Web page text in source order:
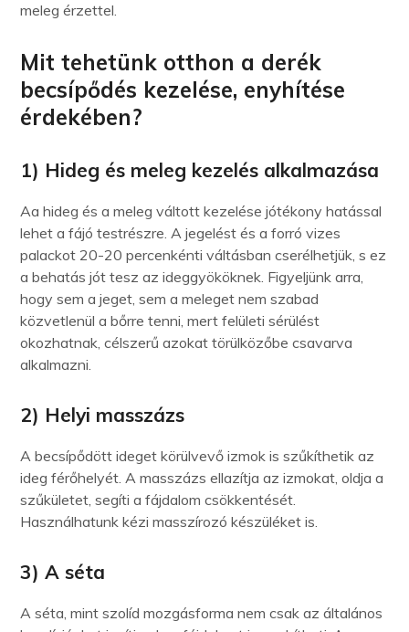
meleg érzettel.
Mit tehetünk otthon a derék
becsípődés kezelése, enyhítése
érdekében?
1) Hideg és meleg kezelés alkalmazása
Aa hideg és a meleg váltott kezelése jótékony hatással
lehet a fájó testrészre. A jegelést és a forró vizes
palackot 20-20 percenkénti váltásban cserélhetjük, s ez
a behatás jót tesz az ideggyököknek. Figyeljünk arra,
hogy sem a jeget, sem a meleget nem szabad
közvetlenül a bőrre tenni, mert felületi sérülést
okozhatnak, célszerű azokat törülközőbe csavarva
alkalmazni.
2) Helyi masszázs
A becsípődött ideget körülvevő izmok is szűkíthetik az
ideg férőhelyét. A masszázs ellazítja az izmokat, oldja a
szűkületet, segíti a fájdalom csökkentését.
Használhatunk kézi masszírozó készüléket is.
3) A séta
A séta, mint szolíd mozgásforma nem csak az általános